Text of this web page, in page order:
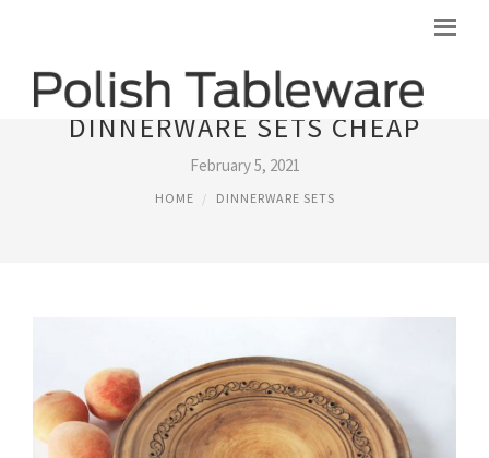
DINNERWARE SETS CHEAP
February 5, 2021
HOME DINNERWARE SETS